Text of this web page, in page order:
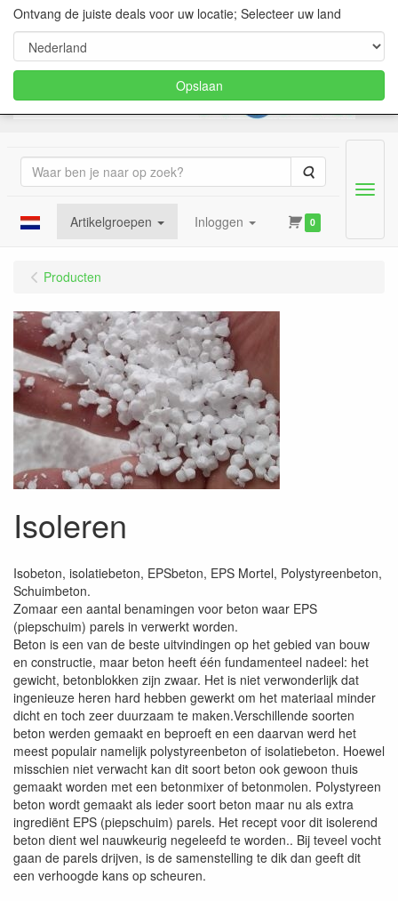
Zoeken
Artikelgroepen Inloggen 0
Menu
Producten
Isoleren
Isobeton, isolatiebeton, EPSbeton, EPS Mortel, Polystyreenbeton,
Schuimbeton.
Zomaar een aantal benamingen voor beton waar EPS
(piepschuim) parels in verwerkt worden.
Beton is een van de beste uitvindingen op het gebied van bouw
en constructie, maar beton heeft één fundamenteel nadeel: het
gewicht, betonblokken zijn zwaar. Het is niet verwonderlijk dat
ingenieuze heren hard hebben gewerkt om het materiaal minder
dicht en toch zeer duurzaam te maken.Verschillende soorten
beton werden gemaakt en beproeft en een daarvan werd het
meest populair namelijk polystyreenbeton of isolatiebeton. Hoewel
misschien niet verwacht kan dit soort beton ook gewoon thuis
gemaakt worden met een betonmixer of betonmolen. Polystyreen
beton wordt gemaakt als ieder soort beton maar nu als extra
ingrediënt EPS (piepschuim) parels. Het recept voor dit isolerend
beton dient wel nauwkeurig negeleefd te worden.. Bij teveel vocht
gaan de parels drijven, is de samenstelling te dik dan geeft dit
een verhoogde kans op scheuren.
Ontvang de juiste deals voor uw locatie; Selecteer uw land
Opslaan